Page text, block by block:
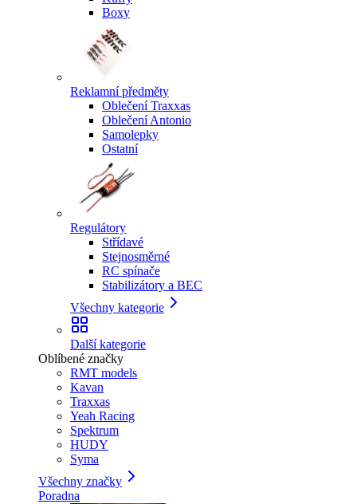
Boxy
Reklamní předměty
Oblečení Traxxas
Oblečení Antonio
Samolepky
Ostatní
Regulátory
Střídavé
Stejnosměrné
RC spínače
Stabilizátory a BEC
Všechny kategorie
Další kategorie
Oblíbené značky
RMT models
Kavan
Traxxas
Yeah Racing
Spektrum
HUDY
Syma
Všechny značky
Poradna